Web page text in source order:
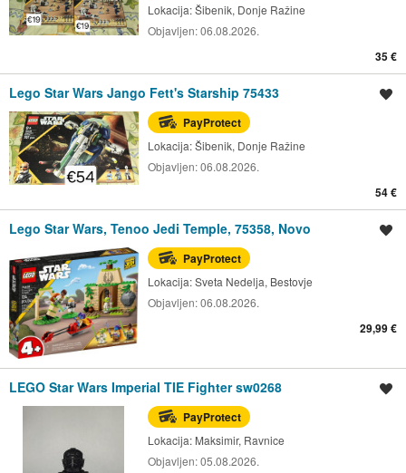
Lokacija:Šibenik, Donje Ražine
Objavljen:06.08.2026.
35 €
Lego Star Wars Jango Fett's Starship 75433
PayProtect
Lokacija:Šibenik, Donje Ražine
Objavljen:06.08.2026.
54 €
Lego Star Wars, Tenoo Jedi Temple, 75358, Novo
PayProtect
Lokacija:Sveta Nedelja, Bestovje
Objavljen:06.08.2026.
29,99 €
LEGO Star Wars Imperial TIE Fighter sw0268
PayProtect
Lokacija: Maksimir, Ravnice
Objavljen:05.08.2026.